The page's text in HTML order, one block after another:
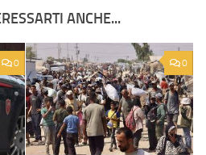
ANCHE...
0 0